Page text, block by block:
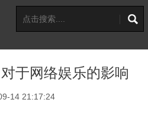
于网络娱乐的影响
14 21:17:24